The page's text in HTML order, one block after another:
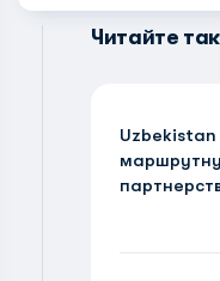
Читайте